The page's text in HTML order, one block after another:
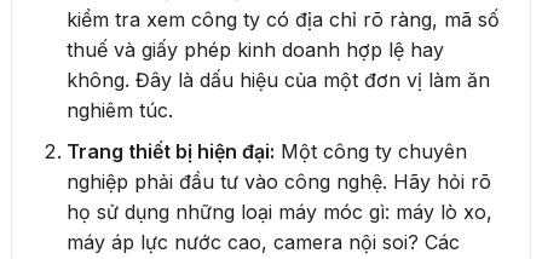
kiểm tra xem công ty có địa chỉ rõ ràng, mã số
thuế và giấy phép kinh doanh hợp lệ hay
không. Đây là dấu hiệu của một đơn vị làm ăn
nghiêm túc.
Trang thiết bị hiện đại: Một công ty chuyên
nghiệp phải đầu tư vào công nghệ. Hãy hỏi rõ
họ sử dụng những loại máy móc gì: máy lò xo,
máy áp lực nước cao, camera nội soi? Các